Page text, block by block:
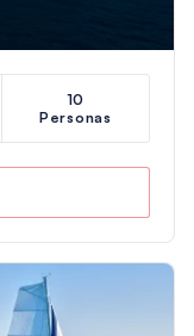
10
Personas